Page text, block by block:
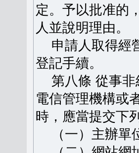
定。予以批准的
人並說明理由。
申請人取得經
登記手續。
第八條 從事非
電信管理機構或
時，應當提交下
（一）主辦單